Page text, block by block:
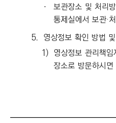
ㆍ
보관장소 및 처리
통제실에서 보관·
5. 영상정보 확인 방법
1) 영상정보 관리책
장소로 방문하시